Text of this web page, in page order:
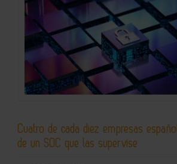
Cuatro de cada diez empresas
de un SOC que las supervise